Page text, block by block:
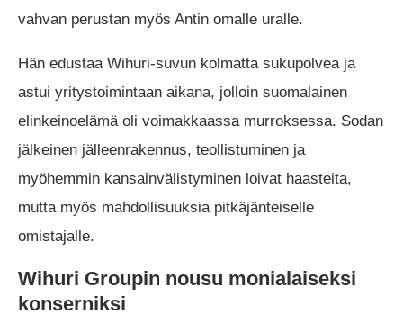
vahvan perustan myös Antin omalle uralle.
Hän edustaa Wihuri-suvun kolmatta sukupolvea ja
astui yritystoimintaan aikana, jolloin suomalainen
elinkeinoelämä oli voimakkaassa murroksessa. Sodan
jälkeinen jälleenrakennus, teollistuminen ja
myöhemmin kansainvälistyminen loivat haasteita,
mutta myös mahdollisuuksia pitkäjänteiselle
omistajalle.
Wihuri Groupin nousu monialaiseksi
konserniksi